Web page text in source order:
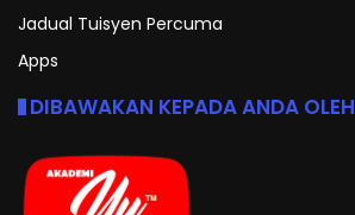
Jadual Tuisyen Percuma
Apps
DIBAWAKAN KEPADA ANDA OLEH